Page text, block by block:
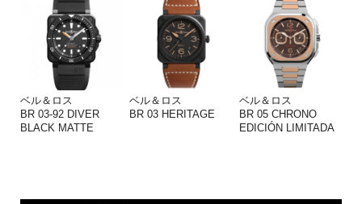
ベル＆ロス
BR 03-92 DIVER
BLACK MATTE
ベル＆ロス
BR 03 HERITAGE
ベル＆ロス
BR 05 CHRONO
EDICIÓN LIMITADA